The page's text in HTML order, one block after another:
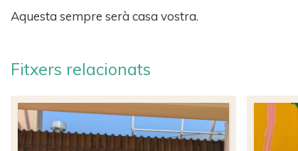
Aquesta sempre serà casa vostra.
Fitxers relacionats